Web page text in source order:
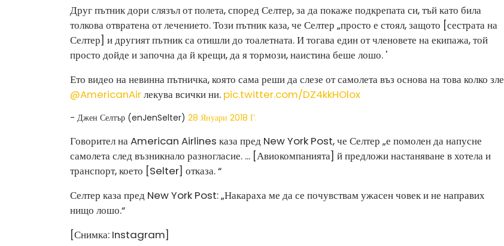
Друг пътник дори слязъл от полета, според Селтер, за да покаже подкрепата си, тъй като била
толкова отвратена от лечението. Този пътник каза, че Селтер „просто е стоял, защото [сестрата на
Селтер] и другият пътник са отишли ​​до тоалетната. И тогава един от членовете на екипажа, той
просто дойде и започна да й крещи, да я тормози, наистина беше лошо. '
Ето видео на невинна пътничка, която сама реши да слезе от самолета въз основа на това колко зле
@AmericanAirлекува всички ни. pic.twitter.com/DZ4kkHOlox
- Джен Селтър (enJenSelter) 28 Януари 2018 Г.
Говорител на American Airlines каза пред New York Post, че Селтер „е помолен да напусне
самолета след възникнало разногласие. ... [Авиокомпанията] й предложи настаняване в хотела и
транспорт, което [Selter] отказа. “
Селтер каза пред New York Post: „Накараха ме да се почувствам ужасен човек и не направих
нищо лошо.“
[Снимка: Instagram]